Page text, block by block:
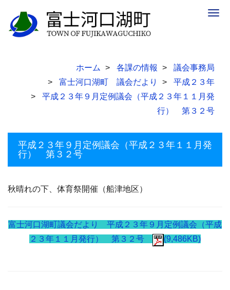
ホーム 各課の情報
議会事務局
富士河口湖町 議会だより
平成２３年
平成２３年９月定例議会（平成２３年１１月発
行） 第３２号
平成２３年９月定例議会（平成２３年１１月発
行） 第３２号
秋晴れの下、体育祭開催（船津地区）
富士河口湖町議会だより 平成２３年９月定例議会（平成
２３年１１月発行） 第３２号
(9,486KB)